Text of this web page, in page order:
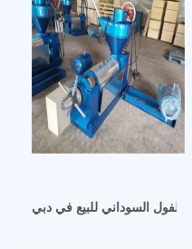
السوداني للبيع في دبي